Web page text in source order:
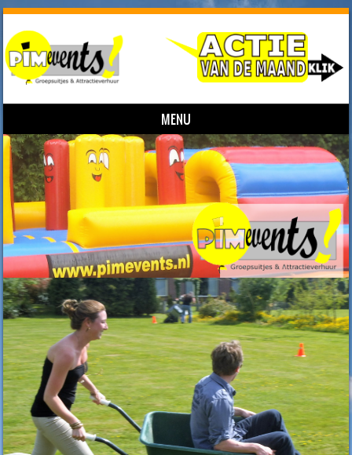
MENU
Skip to content